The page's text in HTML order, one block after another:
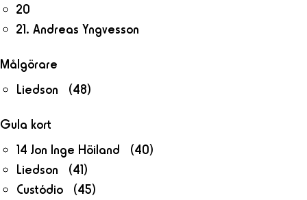
20
21. Andreas Yngvesson
Målgörare
Liedson (48)
Gula kort
14 Jon Inge Höiland (40)
Liedson (41)
Custódio (45)